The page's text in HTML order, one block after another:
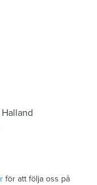
för att följa oss på